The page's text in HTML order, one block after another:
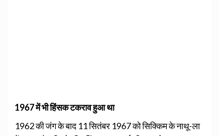
1967 में भी हिंसक टकराव हुआ था
1962 की जंग के बाद 11 सितंबर 1967 को सिक्किम के नाथू-ला